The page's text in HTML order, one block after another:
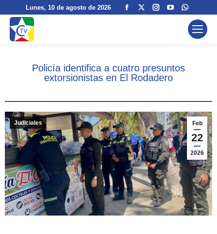
Lunes, 10 de agosto de 2026
Facebook
windowwindow
Instagram
window
YouTube
opens
window
page
opens
Policía identifica a cuatro presuntos
extorsionistas en El Rodadero
Feb
22
2026
Judiciales